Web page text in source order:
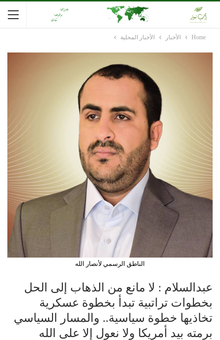
Home الأخبار الأخبار المحلية
الناطق الرسمي لأنصار الله
عبدالسلام : لا مانع من الذهاب إلى الحل
بخطوات تراتبية تبدأ بخطوة عسكرية
تخاذيها خطوة سياسية.. والمسار السياسي
برمته بيد أمريكا ولا نعول إلا على الله